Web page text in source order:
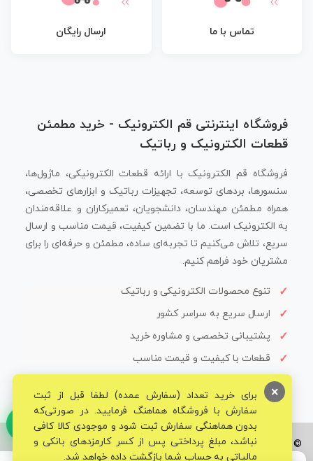
تماس با ما ارسال رایگان
فروشگاه اینترنتی قم الکترونیک - خرید مطمئن
قطعات الکترونیک و رباتیک
فروشگاه قم الکترونیک با ارائه قطعات الکترونیکی، ماژول‌ها،
سنسورها، بردهای توسعه، تجهیزات رباتیک و ابزارهای تخصصی،
همراه مطمئن مهندسان، دانشجویان، تعمیرکاران و علاقه‌مندان
به الکترونیک است. ما با تضمین کیفیت، قیمت مناسب و ارسال
سریع، تلاش می‌کنیم تا تجربه‌ای ساده، مطمئن و حرفه‌ای را برای
مشتریان خود فراهم کنیم.
تنوع محصولات الکترونیکی و رباتیک
ارسال سریع به سراسر کشور
پشتیبانی تخصصی و مشاوره خرید
قطعات با کیفیت و قیمت مناسب
© تمامی حقوق برای فروشگاه تخصصی قم الکترونیک محفوظ می‌باشد.
برای خرید تعداد (سفارش عمده) لطفا قبل از ثبت
سفارش با فروشگاه هماهنگ فرمایید. در صورتی‌که
بدون هماهنگی سفارش ثبت شود و موجودی کالا کافی
نباشد، مبلغ پرداختی پس از کسر کارمزدهای بانکی و
مالیاتی به حساب شما بازگشت داده خواهد شد.
×